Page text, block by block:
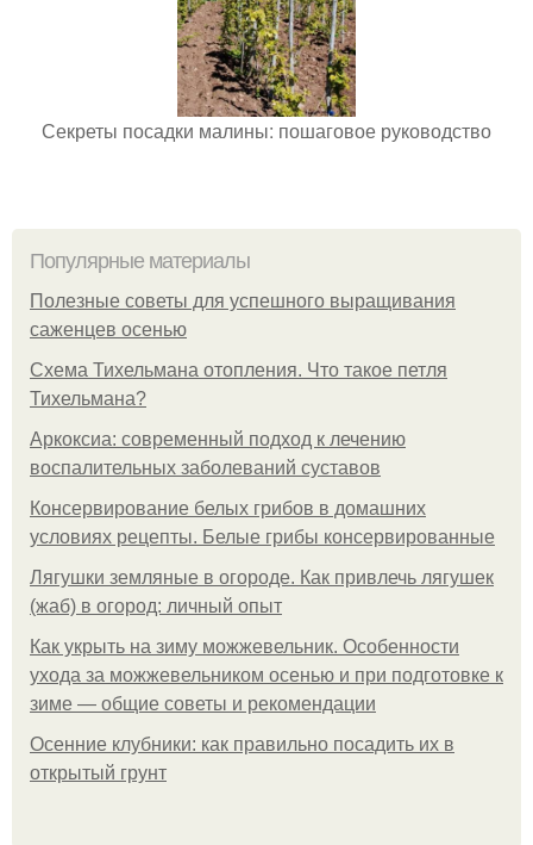
Секреты посадки малины: пошаговое руководство
Популярные материалы
Полезные советы для успешного выращивания
саженцев осенью
Схема Тихельмана отопления. Что такое петля
Тихельмана?
Аркоксиа: современный подход к лечению
воспалительных заболеваний суставов
Консервирование белых грибов в домашних
условиях рецепты. Белые грибы консервированные
Лягушки земляные в огороде. Как привлечь лягушек
(жаб) в огород: личный опыт
Как укрыть на зиму можжевельник. Особенности
ухода за можжевельником осенью и при подготовке к
зиме — общие советы и рекомендации
Осенние клубники: как правильно посадить их в
открытый грунт